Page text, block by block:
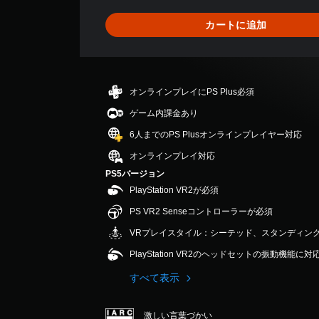
ま
せ
カートに追加
オンラインプレイにPS Plus必須
ゲーム内課金あり
6人までのPS Plusオンラインプレイヤー対応
オンラインプレイ対応
PS5バージョン
PlayStation VR2が必須
PS VR2 Senseコントローラーが必須
VRプレイスタイル：シーテッド、スタンディン
PlayStation VR2のヘッドセットの振動機能に
すべて表示
激しい言葉づかい